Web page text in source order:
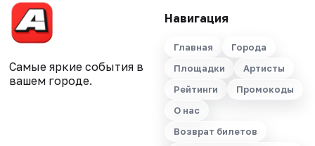
Самые яркие события в
вашем городе.
Навигация
Главная
Города
Площадки
Артисты
Рейтинги
Промокоды
О нас
Возврат билетов